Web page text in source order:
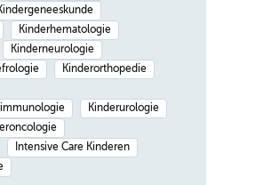
Kinderhematologie
Kinderneurologie
Kinderorthopedie
Kinderurologie
Intensive Care Kinderen